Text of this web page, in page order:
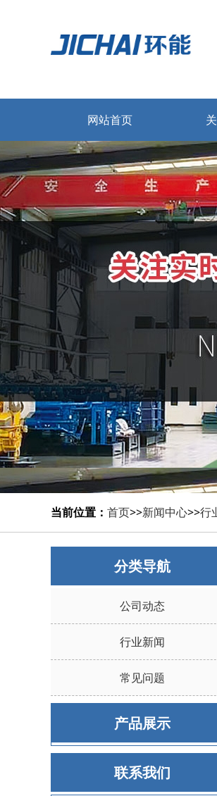
网站首页
当前位置： 首页>>新闻中心>>行
分类导航
公司动态
行业新闻
常见问题
产品展示
联系我们